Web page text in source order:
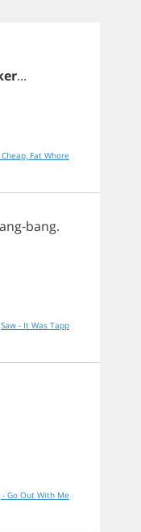
...
Fat Whore
-bang.
Saw - It Was Tapp
- Go Out With Me